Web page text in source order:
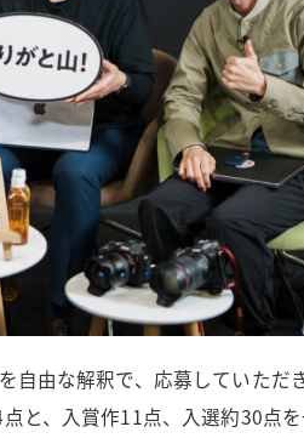
自由な解釈で、応募していただ
と、入賞作11点、入選約30点